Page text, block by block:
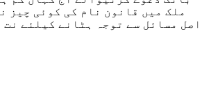
ملک میں قانون نام کی کوئی چیز
اصل مسائل سے توجہ ہٹانے کیلئے